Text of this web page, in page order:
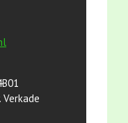
Verkade